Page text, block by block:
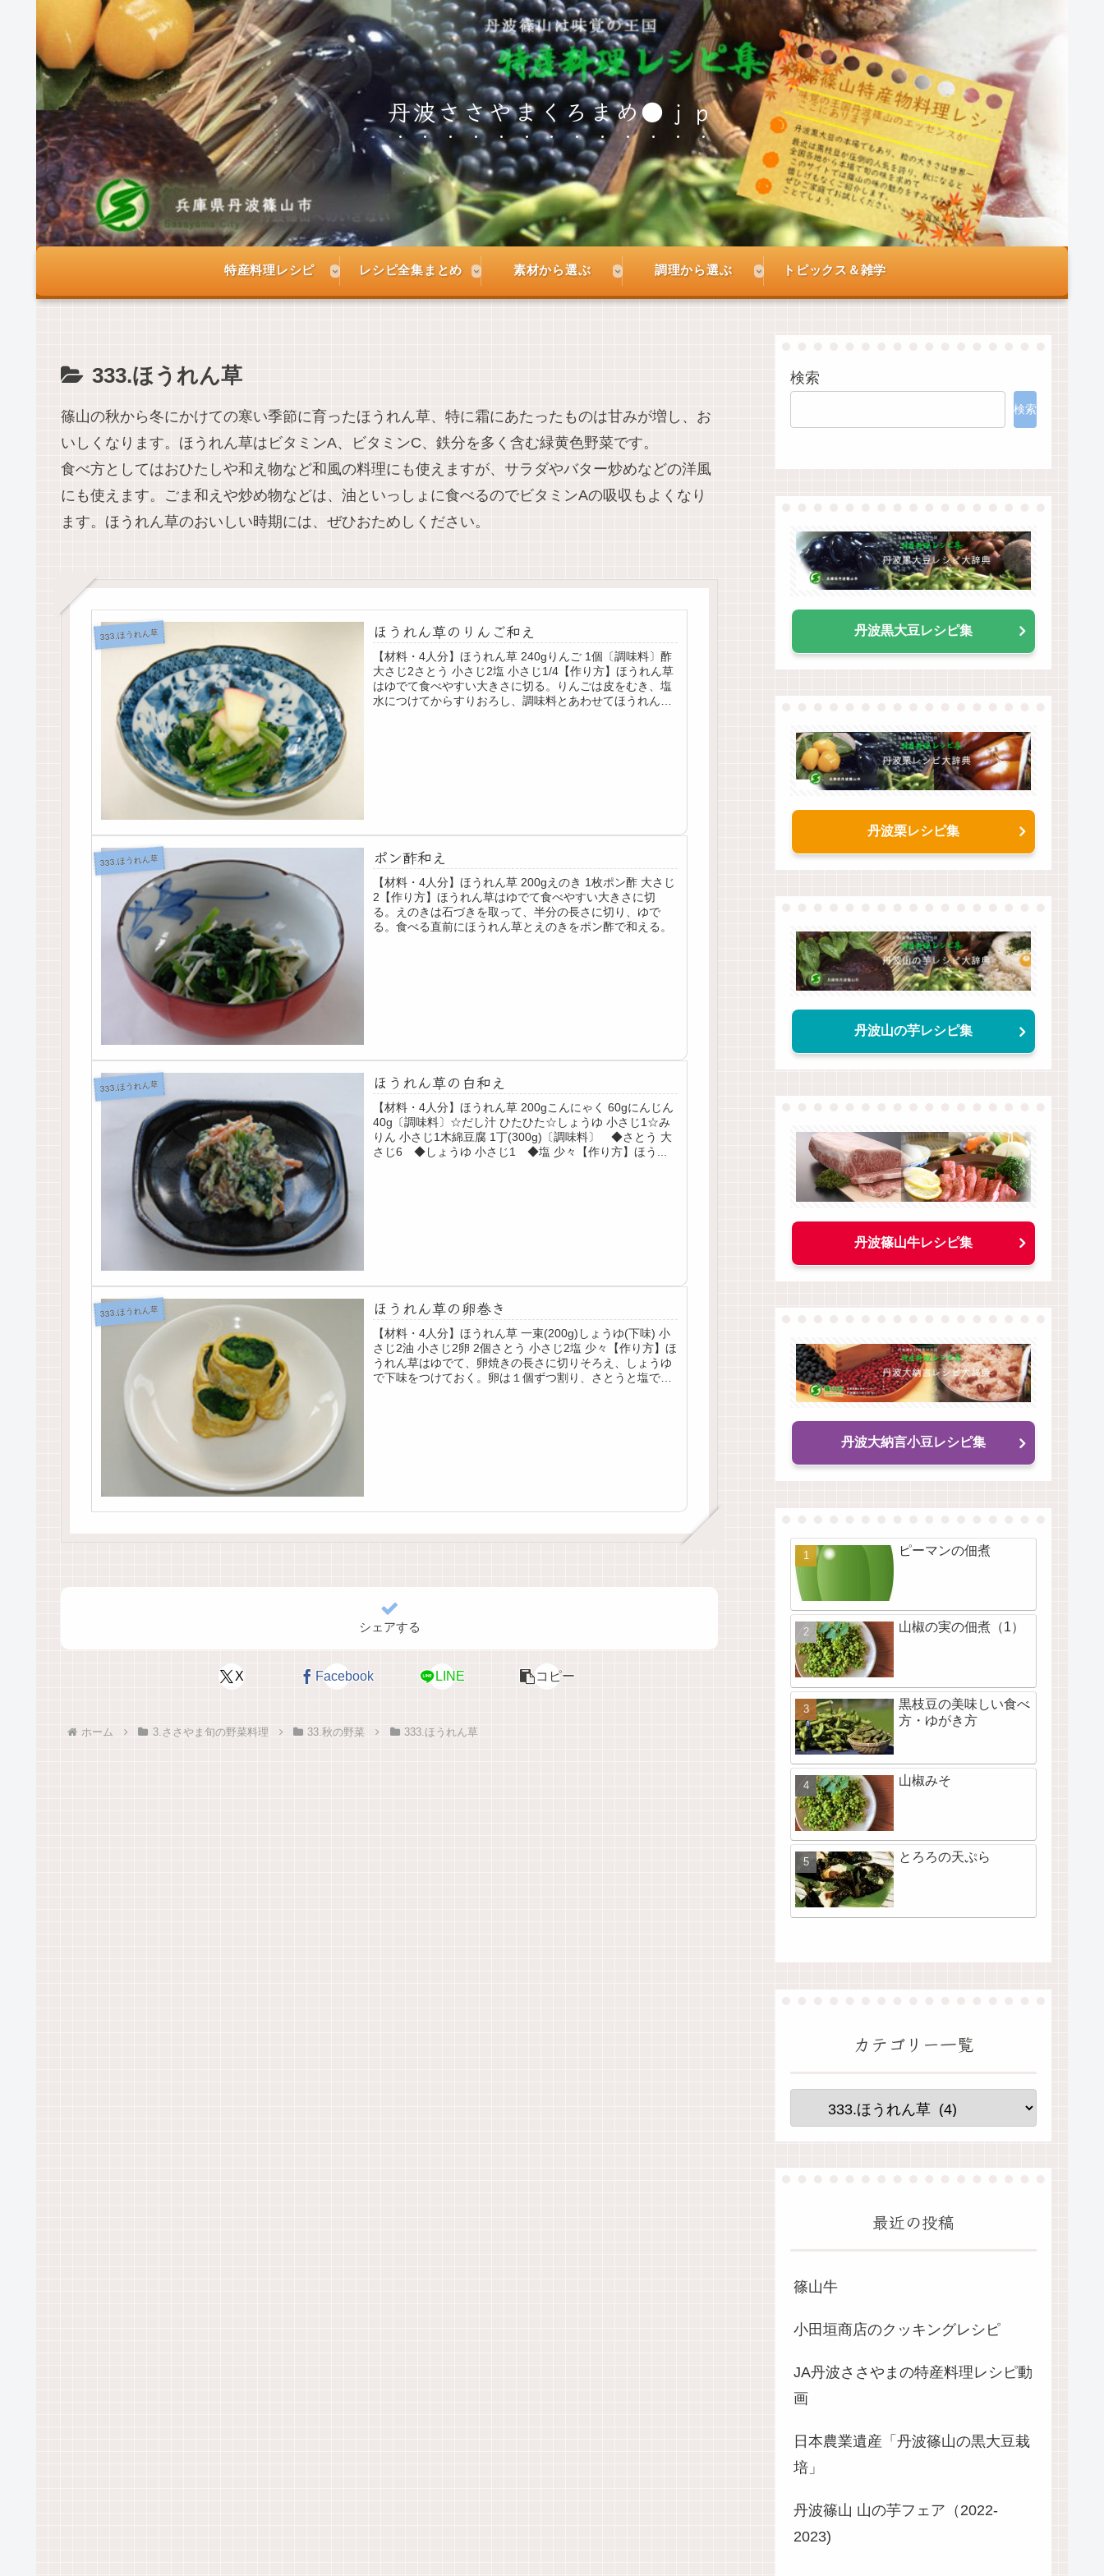
丹波ささやまくろまめ●ｊｐ
特産料理レシピ レシピ全集まとめ 素材から選ぶ 調理から選ぶ トピックス＆雑学
333.ほうれん草
篠山の秋から冬にかけての寒い季節に育ったほうれん草、特に霜にあたったものは甘みが増し、お
いしくなります。ほうれん草はビタミンA、ビタミンC、鉄分を多く含む緑黄色野菜です。
食べ方としてはおひたしや和え物など和風の料理にも使えますが、サラダやバター炒めなどの洋風
にも使えます。ごま和えや炒め物などは、油といっしょに食べるのでビタミンAの吸収もよくなり
ます。ほうれん草のおいしい時期には、ぜひおためしください。
333.ほうれん草 ほうれん草のりんご和え
【材料・4人分】ほうれん草 240gりんご 1個〔調味料〕酢
大さじ2さとう 小さじ2塩 小さじ1/4【作り方】ほうれん草
はゆでて食べやすい大きさに切る。りんごは皮をむき、塩
水につけてからすりおろし、調味料とあわせてほうれん草
333.ほうれん草 ポン酢和え
【材料・4人分】ほうれん草 200gえのき 1枚ポン酢 大さじ
2【作り方】ほうれん草はゆでて食べやすい大きさに切
る。えのきは石づきを取って、半分の長さに切り、ゆで
る。食べる直前にほうれん草とえのきをポン酢で和える。
333.ほうれん草 ほうれん草の白和え
【材料・4人分】ほうれん草 200gこんにゃく 60gにんじん
40g〔調味料〕☆だし汁 ひたひた☆しょうゆ 小さじ1☆み
りん 小さじ1木綿豆腐 1丁(300g)〔調味料〕 ◆さとう 大
さじ6 ◆しょうゆ 小さじ1 ◆塩 少々【作り方】ほう...
333.ほうれん草 ほうれん草の卵巻き
【材料・4人分】ほうれん草 一束(200g)しょうゆ(下味) 小
さじ2油 小さじ2卵 2個さとう 小さじ2塩 少々【作り方】ほ
うれん草はゆでて、卵焼きの長さに切りそろえ、しょうゆ
で下味をつけておく。卵は１個ずつ割り、さとうと塩で味
シェアする
X Facebook LINE コピー
ホーム 3.ささやま旬の野菜料理 33.秋の野菜 333.ほうれん草
検索
検索
丹波黒大豆レシピ集
丹波栗レシピ集
丹波山の芋レシピ集
丹波篠山牛レシピ集
丹波大納言小豆レシピ集
ピーマンの佃煮
山椒の実の佃煮（1）
黒枝豆の美味しい食べ
方・ゆがき方
山椒みそ
とろろの天ぷら
カテゴリー一覧
最近の投稿
篠山牛
小田垣商店のクッキングレシピ
JA丹波ささやまの特産料理レシピ動
画
日本農業遺産「丹波篠山の黒大豆栽
培」
丹波篠山 山の芋フェア（2022-
2023)